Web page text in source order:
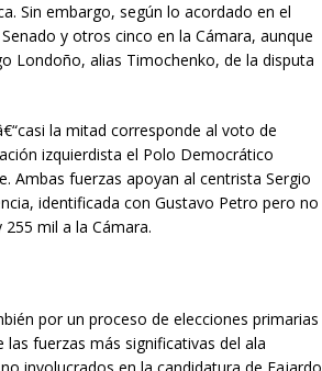
Sin embargo, según lo acordado en el
y otros cinco en la Cámara, aunque
Londoño, alias Timochenko, de la disputa
la mitad corresponde al voto de
izquierdista el Polo Democrático
Ambas fuerzas apoyan al centrista Sergio
identificada con Gustavo Petro pero no
mil a la Cámara.
por un proceso de elecciones primarias
fuerzas más significativas del ala